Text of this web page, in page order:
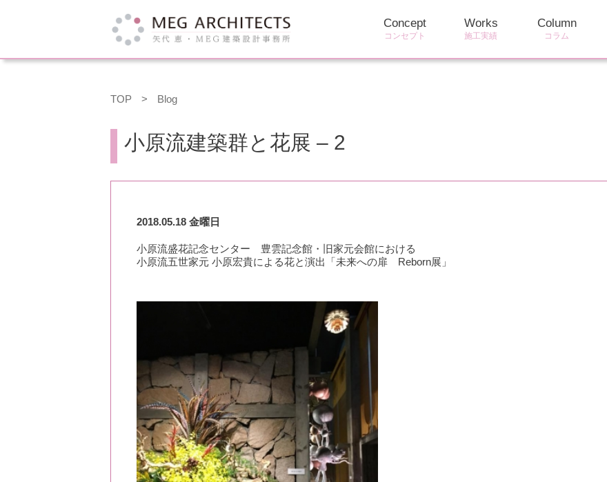
Concept
コンセプト
Works
施工実績
Column
コラム
TOP > Blog
小原流建築群と花展 – 2
2018.05.18 金曜日
小原流盛花記念センター 豊雲記念館・旧家元会館における
小原流五世家元 小原宏貴による花と演出「未来への扉 Reborn展」